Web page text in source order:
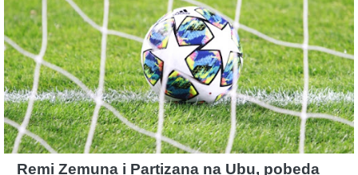
Remi Zemuna i Partizana na Ubu, pobeda